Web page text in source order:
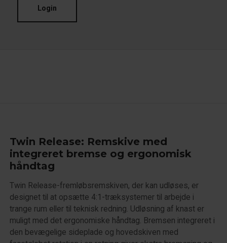
Login
Twin Release: Remskive med
integreret bremse og ergonomisk
håndtag
Twin Release-fremløbsremskiven, der kan udløses, er
designet til at opsætte 4:1-træksystemer til arbejde i
trange rum eller til teknisk redning. Udløsning af knast er
muligt med det ergonomiske håndtag. Bremsen integreret i
den bevægelige sideplade og hovedskiven med